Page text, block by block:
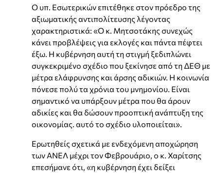
Ο υπ. Εσωτερικών επιτέθηκε στον πρόεδρο της
αξιωματικής αντιπολίτευσης λέγοντας
χαρακτηριστικά: «Ο κ. Μητσοτάκης συνεχώς
κάνει προβλέψεις για εκλογές και πάντα πέφτει
έξω. Η κυβέρνηση αυτή τη στιγμή ξεδιπλώνει
συγκεκριμένο σχέδιο που ξεκίνησε από τη ΔΕΘ με
μέτρα ελάφρυνσης και άρσης αδικιών. Η κοινωνία
πόνεσε πολύ τα χρόνια του μνημονίου. Είναι
σημαντικό να υπάρξουν μέτρα που θα άρουν
αδικίες και θα δώσουν προοπτική ανάπτυξη της
οικονομίας. αυτό το σχέδιο υλοποιείται».
Ερωτηθείς σχετικά με ενδεχόμενη αποχώρηση
των ΑΝΕΛ μέχρι τον Φεβρουάριο, ο κ. Χαρίτσης
επεσήμανε ότι, «η κυβέρνηση έχει δείξει